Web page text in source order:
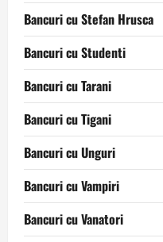
Bancuri cu Stefan Hrusca
Bancuri cu Studenti
Bancuri cu Tarani
Bancuri cu Tigani
Bancuri cu Unguri
Bancuri cu Vampiri
Bancuri cu Vanatori